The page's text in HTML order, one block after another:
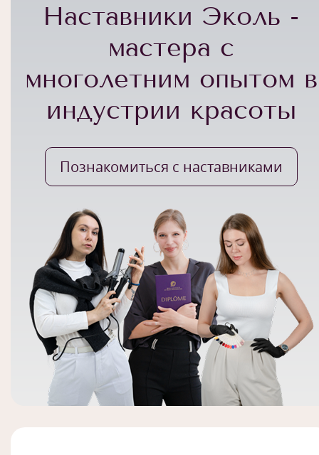
Наставники Эколь -
мастера с
многолетним опытом в
индустрии красоты
Познакомиться с наставниками